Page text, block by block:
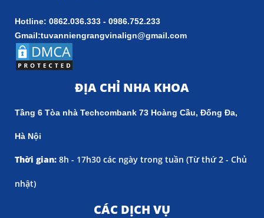
Hotline: 0862.036.333 - 0986.752.233
Gmail:tuvanniengrangvinalign@gmail.com
ĐỊA CHỈ NHA KHOA
Tầng 6 Tòa nhà Techcombank 73 Hoàng Cầu, Đống Đa,
Hà Nội
Thời gian: 8h - 17h30 các ngày trong tuần (Từ thứ 2 - Chủ
nhật)
CÁC DỊCH VỤ